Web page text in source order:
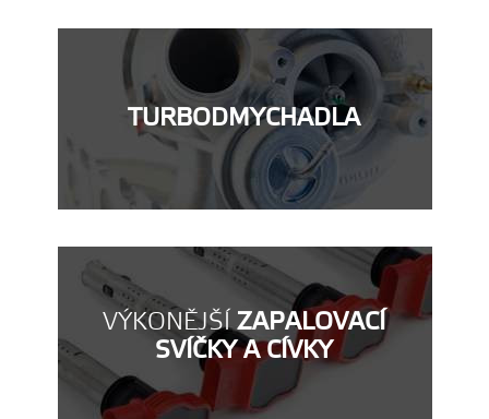
TURBODMYCHADLA
VÝKONĚJŠÍZAPALOVACÍ
SVÍČKY A CÍVKY